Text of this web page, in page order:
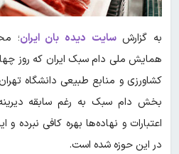
به گزارشسایت دیده بان ایران؛
کشاورزی و منابع طبیعی دانشگاه
بخش دام سبک به رغم سابقه
اعتبارات و نهاده‌ها بهره کافی
در این حوزه شده است.